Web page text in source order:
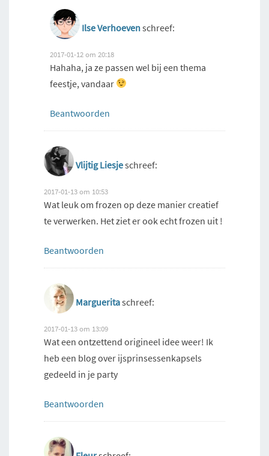
Ilse Verhoevenschreef:
2017-01-12 om 20:18
Hahaha, ja ze passen wel bij een thema
feestje, vandaar
Beantwoorden
Vlijtig Liesjeschreef:
2017-01-13 om 10:53
Wat leuk om frozen op deze manier creatief
te verwerken. Het ziet er ook echt frozen uit !
Beantwoorden
Margueritaschreef:
2017-01-13 om 13:09
Wat een ontzettend origineel idee weer! Ik
heb een blog over ijsprinsessenkapsels
gedeeld in je party
Beantwoorden